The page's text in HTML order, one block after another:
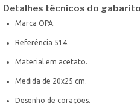
Detalhes técnicos do
Marca OPA.
Referência 514.
Material em acetato.
Medida de 20x25 cm.
Desenho de corações.